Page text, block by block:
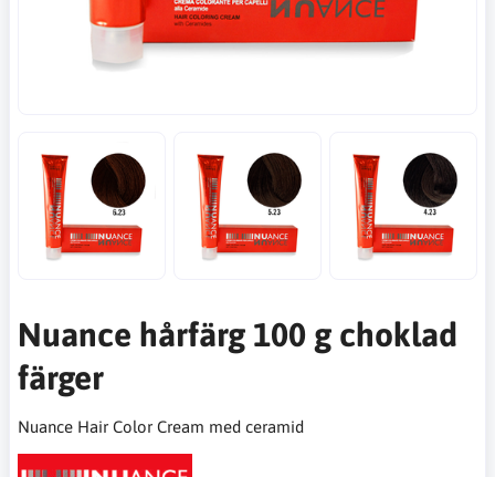
Nuance hårfärg 100 g choklad
färger
Nuance Hair Color Cream med ceramid